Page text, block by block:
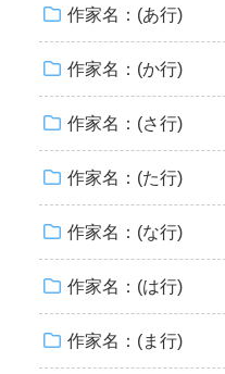
作家名：(あ行)
作家名：(か行)
作家名：(さ行)
作家名：(た行)
作家名：(な行)
作家名：(は行)
作家名：(ま行)